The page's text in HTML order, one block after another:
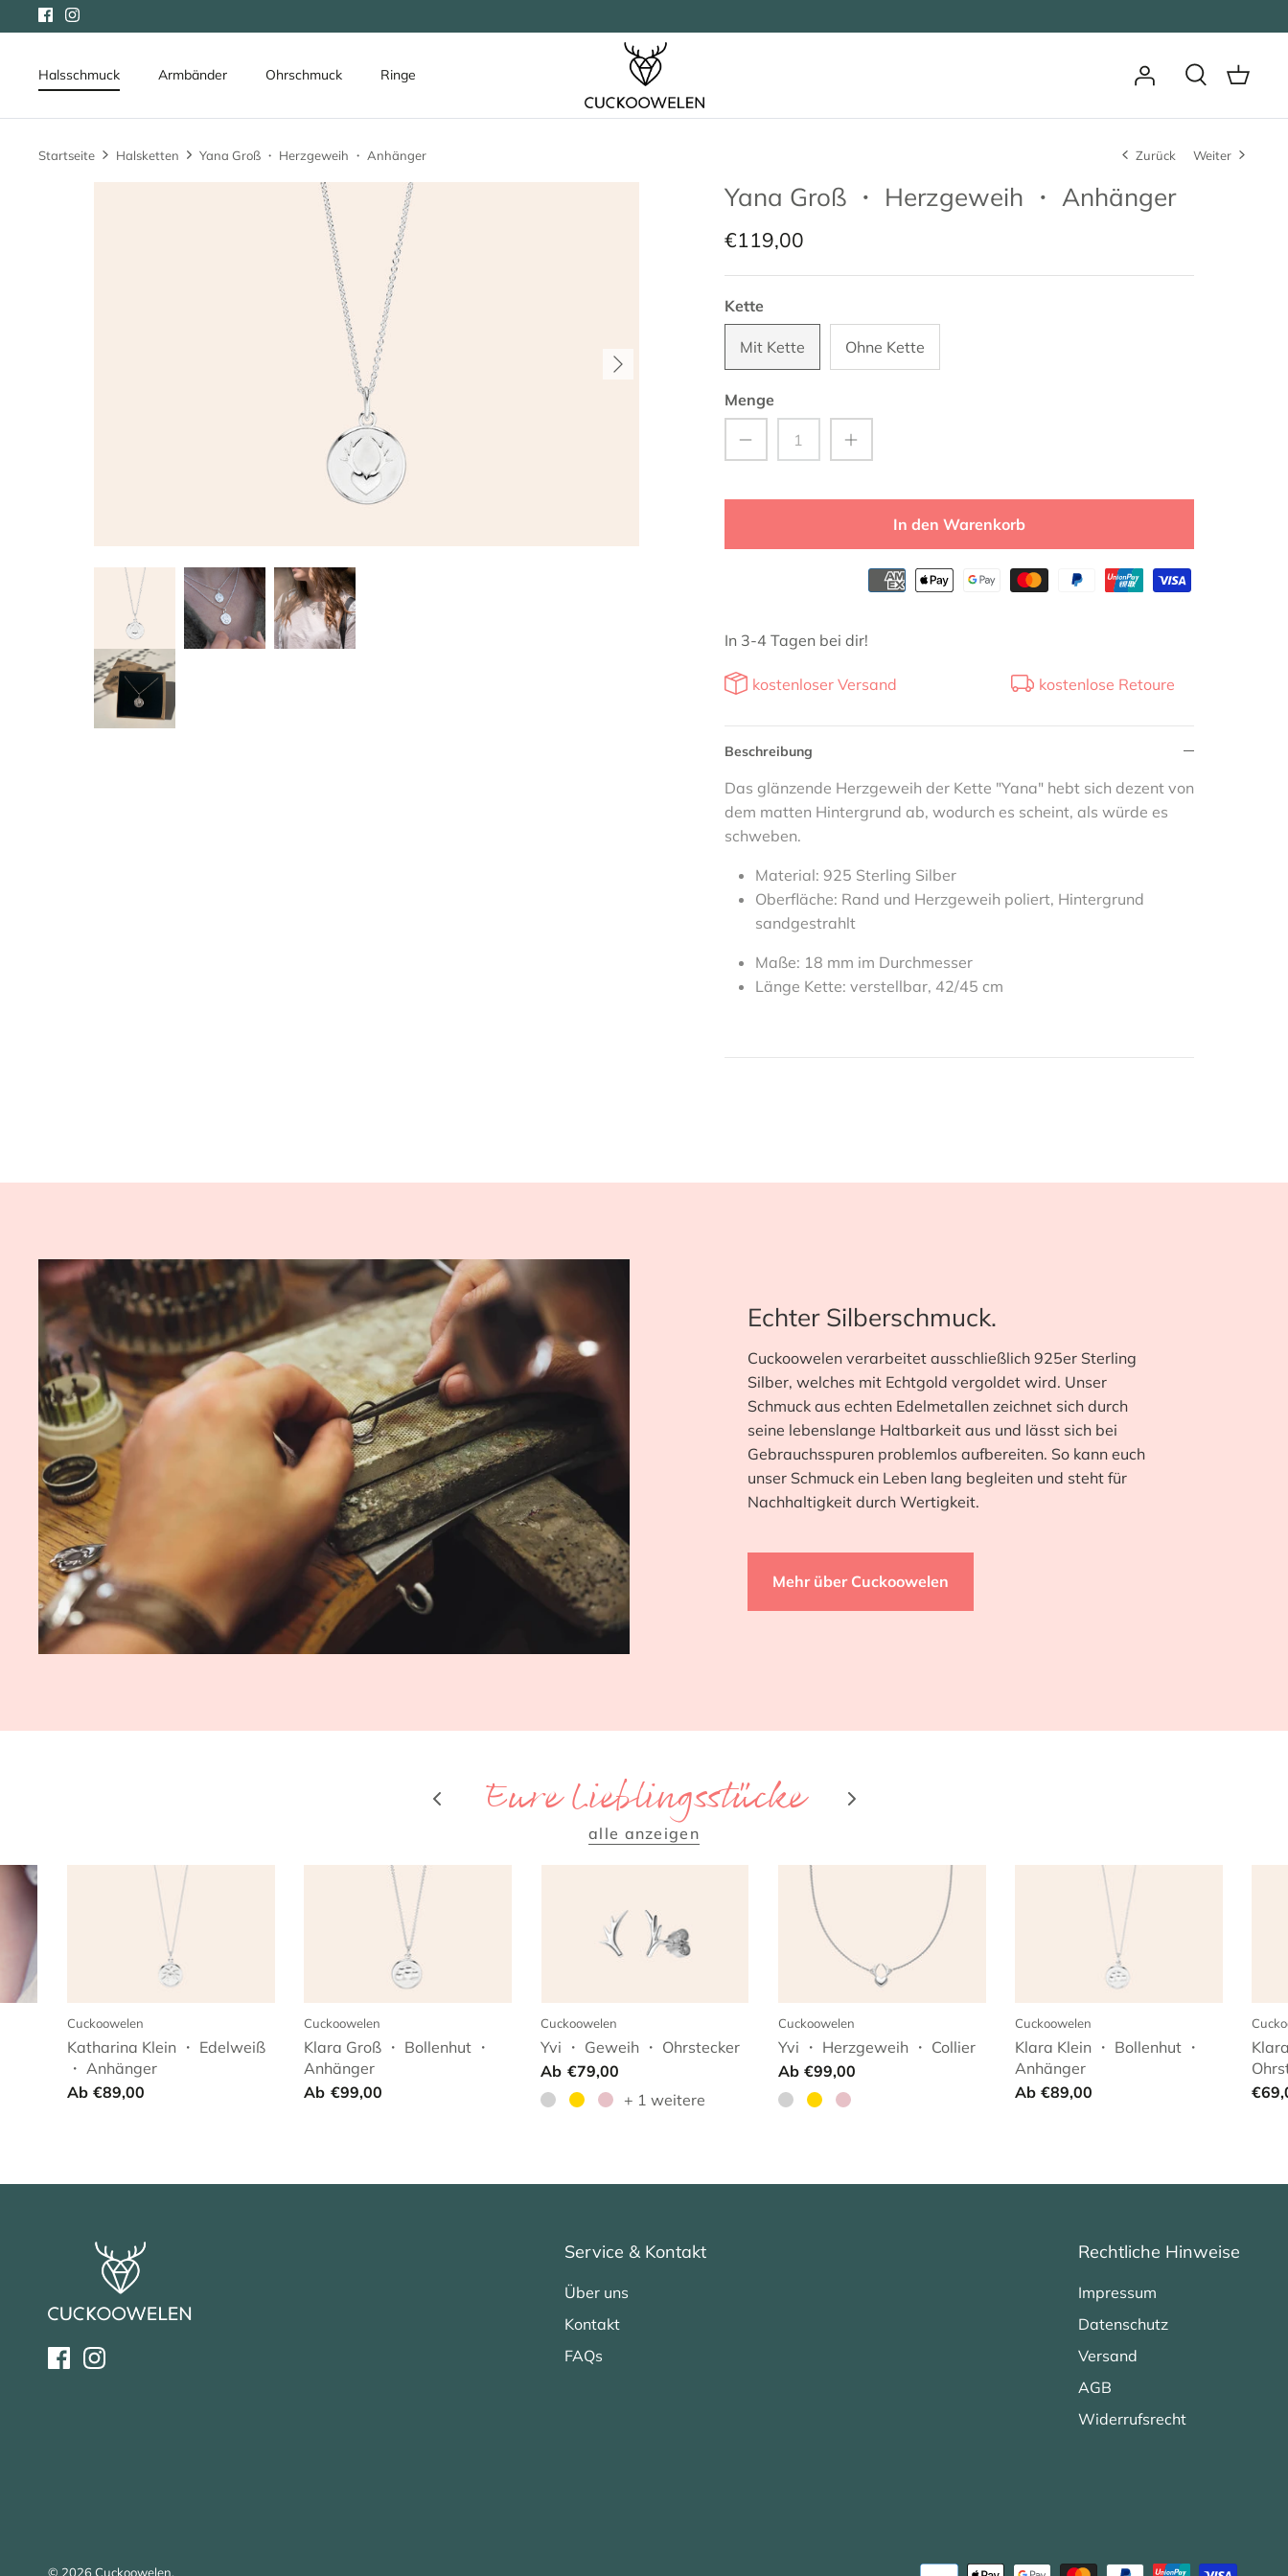
Direkt
zum
Halsschmuck Armbänder Ohrschmuck Ringe
Startseite Halsketten Yana Groß ・ Herzgeweih ・ Anhänger Zurück Weiter
Yana Groß ・ Herzgeweih ・ Anhänger
€119,00
Kette
Mit Kette Ohne Kette
Menge
In den Warenkorb
In 3-4 Tagen bei dir!
kostenloser Versand kostenlose Retoure
Beschreibung
Das glänzende Herzgeweih der Kette "Yana" hebt sich dezent von
dem matten Hintergrund ab, wodurch es scheint, als würde es
schweben.
Material: 925 Sterling Silber
Oberfläche: Rand und Herzgeweih poliert, Hintergrund
sandgestrahlt
Maße: 18 mm im Durchmesser
Länge Kette: verstellbar, 42/45 cm
Echter Silberschmuck.
Cuckoowelen verarbeitet ausschließlich 925er Sterling
Silber, welches mit Echtgold vergoldet wird. Unser
Schmuck aus echten Edelmetallen zeichnet sich durch
seine lebenslange Haltbarkeit aus und lässt sich bei
Gebrauchsspuren problemlos aufbereiten. So kann euch
unser Schmuck ein Leben lang begleiten und steht für
Nachhaltigkeit durch Wertigkeit.
Mehr über Cuckoowelen
Eure Lieblingsstücke
alle anzeigen
Cuckoowelen
Katharina Klein ・ Edelweiß
・ Anhänger
Ab €89,00
Cuckoowelen
Klara Groß ・ Bollenhut ・
Anhänger
Ab €99,00
Cuckoowelen
Yvi ・ Geweih ・ Ohrstecker
Ab €79,00
+ 1 weitere
Cuckoowelen
Yvi ・ Herzgeweih ・ Collier
Ab €99,00
Cuckoowelen
Klara Klein ・ Bollenhut ・
Anhänger
Ab €89,00
Service & Kontakt
Über uns
Kontakt
FAQs
Rechtliche Hinweise
Impressum
Datenschutz
Versand
AGB
Widerrufsrecht
© 2026Cuckoowelen.